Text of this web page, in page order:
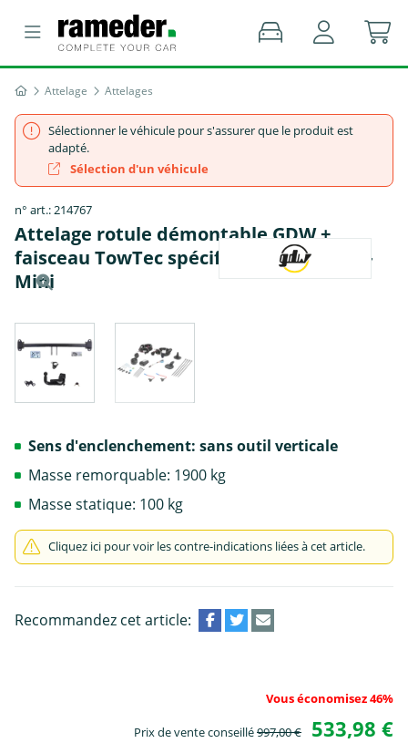
Attelage Attelages
Sélectionner le véhicule pour s'assurer que le produit est
adapté.
Sélection d'un véhicule
n° art.: 214767
Attelage rotule démontable GDW +
faisceau TowTec spécifique 13 broches -
Mini
Sens d'enclenchement: sans outil verticale
Masse remorquable: 1900 kg
Masse statique: 100 kg
Cliquez ici pour voir les contre-indications liées à cet article.
Recommandez cet article:
Vous économisez 46%
Prix de vente conseillé997,00 € 533,98 €